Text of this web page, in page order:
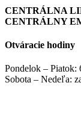
CENTRÁLNA
CENTRÁLNY
Otváracie hodiny
Pondelok – Piatok:
Sobota – Nedeľa: